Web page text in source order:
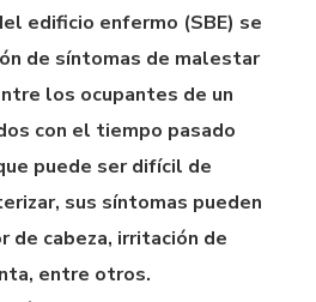
edificio enfermo (SBE) se
de síntomas de malestar
los ocupantes de un
con el tiempo pasado
puede ser difícil de
sus síntomas pueden
de cabeza, irritación de
entre otros.